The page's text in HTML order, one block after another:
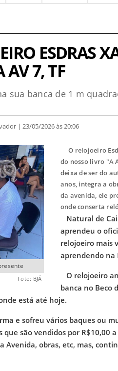
ESDRAS
AV 7, TF
sua banca de 1 m
| 23/05/2026 às 20:06
Foto: BJÁ
O relojoeiro
do nosso livro "A
deixa de ser do
anos, integra a
da avenida, ele
onde conserta
Natural de
aprendeu o
relojoeiro mais
aprendendo na
O relojoeiro
banca no Beco
está até hoje.
e sofreu vários baques ou
são vendidos por R$10,00
Avenida, obras, etc, mas,